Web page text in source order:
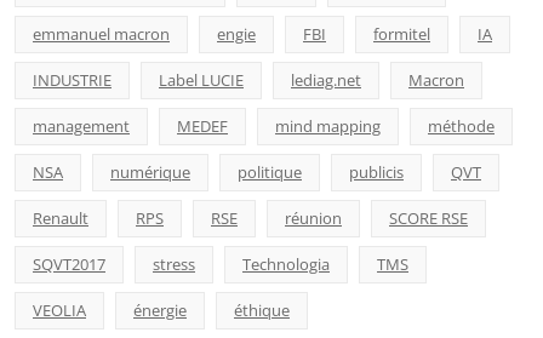
emmanuel macron engie FBI formitel IA
INDUSTRIE Label LUCIE lediag.net Macron
management MEDEF mind mapping méthode
NSA numérique politique publicis QVT
Renault RPS RSE réunion SCORE RSE
SQVT2017 stress Technologia TMS
VEOLIA énergie éthique